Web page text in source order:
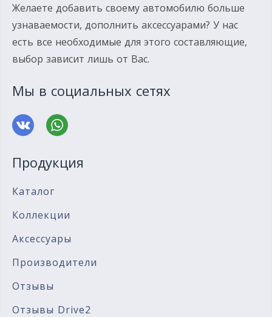
Желаете добавить своему автомобилю больше
узнаваемости, дополнить аксессуарами? У нас
есть все необходимые для этого составляющие,
выбор зависит лишь от Вас.
Мы в социальных сетях
Продукция
Каталог
Коллекции
Аксессуары
Производители
Отзывы
Отзывы Drive2